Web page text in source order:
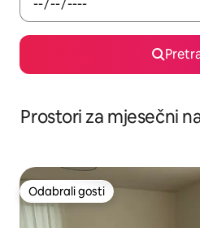
Prostori za mjesečni
Odabrali gosti
Odabrali gosti